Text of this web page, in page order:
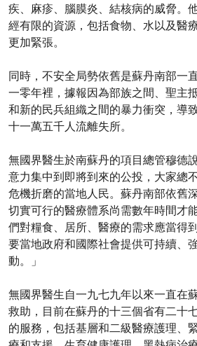
疾、麻疹、腦膜炎、結核病的威脅。
經有限的資源，包括食物、水以及醫
更加緊張。
同時，不安全局勢依舊是蘇丹南部一
一零年裡，據報因為部族之間、聖主
和新的民兵組織之間的暴力衝突，導
十一萬五千人流離失所。
無國界醫生於南蘇丹的項目總管穆德
意力集中到即將到來的公投，大家總
危機折磨的當地人民。蘇丹南部依舊
切實可行的醫療體系尚需數年時間才
們對糧食、居所、醫療的需求應當得
要當地政府和國際社會提供可持續、
動。」
無國界醫生自一九七九年以來一直在
救助，目前在蘇丹的十三個省有二十
的服務，包括基層和二級醫療護理、